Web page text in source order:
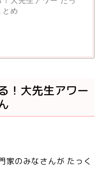
め
！大先生アワー
家のみなさんが たっく